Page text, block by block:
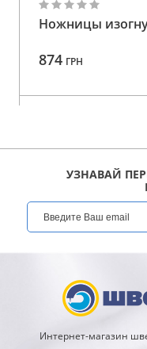
Ножницы
874 ГРН
УЗНАВАЙ
Интернет-магазин